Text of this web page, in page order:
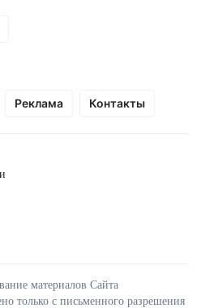
Реклама Контакты
материалов Сайта
только с письменного разрешения